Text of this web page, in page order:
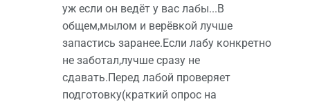
уж если он ведёт у вас лабы...В
общем,мылом и верёвкой лучше
запастись заранее.Если лабу конкретно
не заботал,лучше сразу не
сдавать.Перед лабой проверяет
подготовку(краткий опрос на